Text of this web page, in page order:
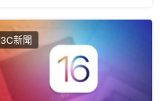
3C新聞